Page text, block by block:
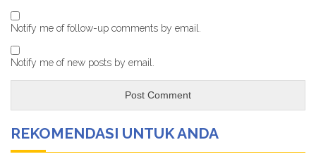
Notify me of follow-up comments by email.
Notify me of new posts by email.
REKOMENDASI UNTUK ANDA